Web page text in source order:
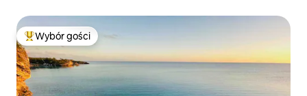
Najpopularniejsze z kategorii Wybór gości
Wybór gości